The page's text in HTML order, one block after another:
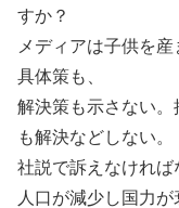
すか？
メディアは子供を
具体策も、
解決策も示さない
も解決などしない。
社説で訴えなけれ
人口が減少し国力が